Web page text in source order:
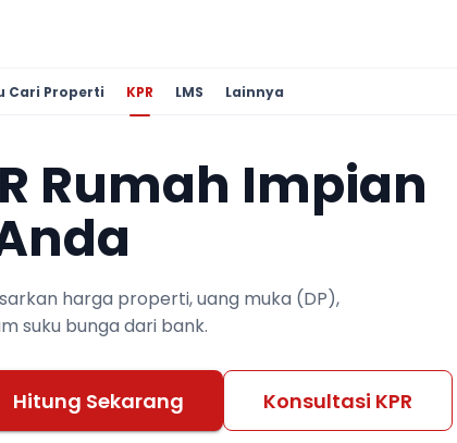
Cari Properti KPR LMS Lainnya
Rumah Impian
harga properti, uang muka (DP),
suku bunga dari bank.
Hitung Sekarang Konsultasi KPR